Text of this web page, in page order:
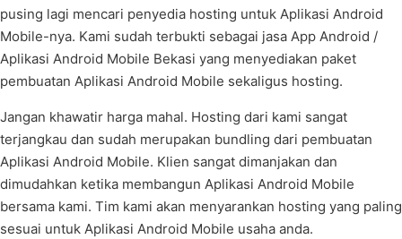
pusing lagi mencari penyedia hosting untuk Aplikasi Android
Mobile-nya. Kami sudah terbukti sebagai jasa App Android /
Aplikasi Android Mobile Bekasi yang menyediakan paket
pembuatan Aplikasi Android Mobile sekaligus hosting.
Jangan khawatir harga mahal. Hosting dari kami sangat
terjangkau dan sudah merupakan bundling dari pembuatan
Aplikasi Android Mobile. Klien sangat dimanjakan dan
dimudahkan ketika membangun Aplikasi Android Mobile
bersama kami. Tim kami akan menyarankan hosting yang paling
sesuai untuk Aplikasi Android Mobile usaha anda.